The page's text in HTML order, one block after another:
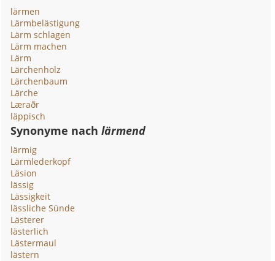
lärmen
Lärmbelästigung
Lärm schlagen
Lärm machen
Lärm
Lärchenholz
Lärchenbaum
Lärche
Læraðr
läppisch
Synonyme nachlärmend
lärmig
Lärmlederkopf
Läsion
lässig
Lässigkeit
lässliche Sünde
Lästerer
lästerlich
Lästermaul
lästern